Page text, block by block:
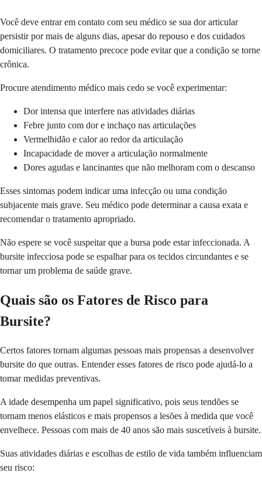
Você deve entrar em contato com seu médico se sua dor articular
persistir por mais de alguns dias, apesar do repouso e dos cuidados
domiciliares. O tratamento precoce pode evitar que a condição se torne
crônica.
Procure atendimento médico mais cedo se você experimentar:
Dor intensa que interfere nas atividades diárias
Febre junto com dor e inchaço nas articulações
Vermelhidão e calor ao redor da articulação
Incapacidade de mover a articulação normalmente
Dores agudas e lancinantes que não melhoram com o descanso
Esses sintomas podem indicar uma infecção ou uma condição
subjacente mais grave. Seu médico pode determinar a causa exata e
recomendar o tratamento apropriado.
Não espere se você suspeitar que a bursa pode estar infeccionada. A
bursite infecciosa pode se espalhar para os tecidos circundantes e se
tornar um problema de saúde grave.
Quais são os Fatores de Risco para
Bursite?
Certos fatores tornam algumas pessoas mais propensas a desenvolver
bursite do que outras. Entender esses fatores de risco pode ajudá-lo a
tomar medidas preventivas.
A idade desempenha um papel significativo, pois seus tendões se
tornam menos elásticos e mais propensos a lesões à medida que você
envelhece. Pessoas com mais de 40 anos são mais suscetíveis à bursite.
Suas atividades diárias e escolhas de estilo de vida também influenciam
seu risco: